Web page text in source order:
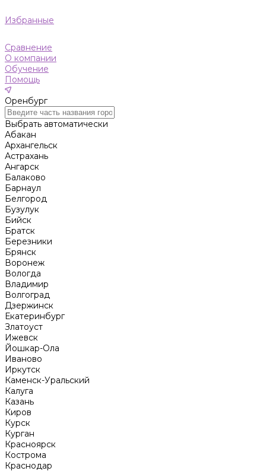
Избранные
Сравнение
О компании
Обучение
Помощь
Оренбург
Выбрать автоматически
Абакан
Архангельск
Астрахань
Ангарск
Балаково
Барнаул
Белгород
Бузулук
Бийск
Братск
Березники
Брянск
Воронеж
Вологда
Владимир
Волгоград
Дзержинск
Екатеринбург
Златоуст
Ижевск
Йошкар-Ола
Иваново
Иркутск
Каменск-Уральский
Калуга
Казань
Киров
Курск
Курган
Красноярск
Кострома
Краснодар